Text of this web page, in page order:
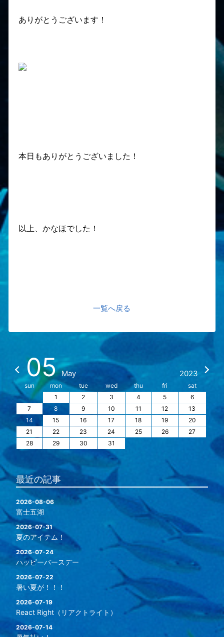
ありがとうございます！
本日もありがとうございました！
以上、かなほでした！
一覧へ戻る
05 May 2023
sun mon tue wed thu fri
sat
1
2 3 4 5
6
7
8 9 10 11 12
13
14
15 16 17 18 19
20
21
22 23 24 25 26
27
28
29 30 31
最近の記事
2026-08-06
富士五湖
2026-07-31
夏のアイテム！
2026-07-24
ハッピーバースデー
2026-07-22
暑い夏が！！！
2026-07-19
React Right（リアクトライト）
2026-07-14